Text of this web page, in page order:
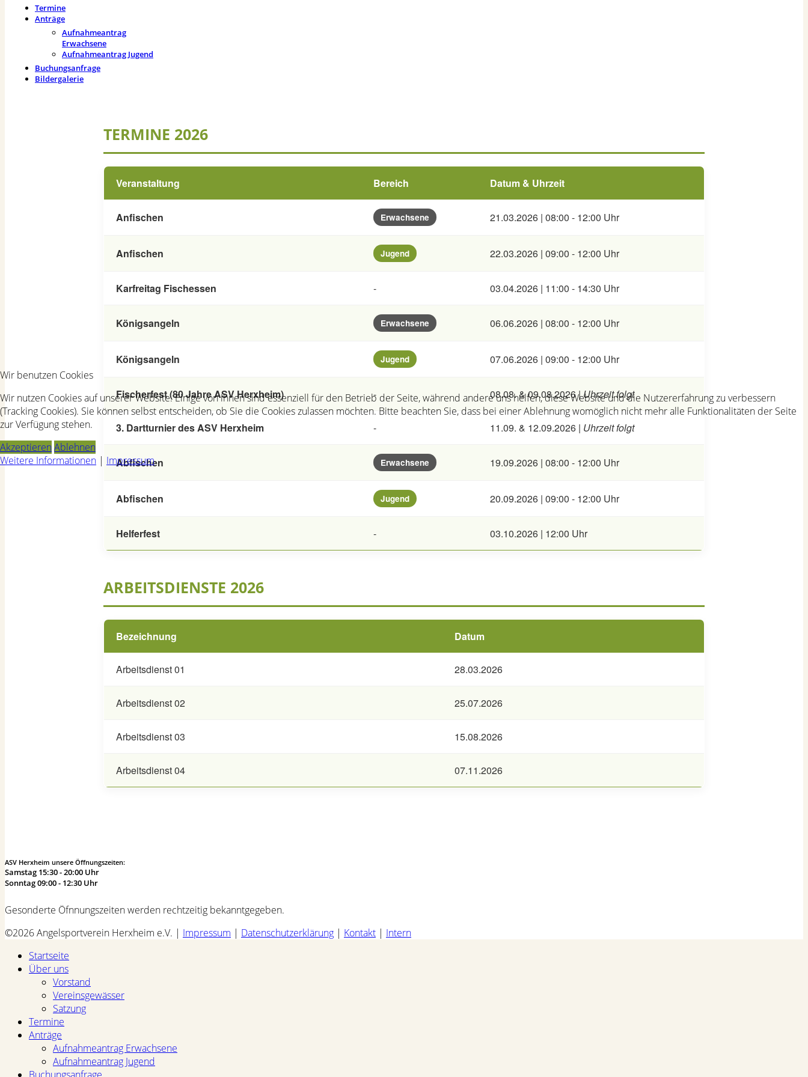
Termine
Anträge
Aufnahmeantrag
Erwachsene
Aufnahmeantrag Jugend
Buchungsanfrage
Bildergalerie
TERMINE 2026
Veranstaltung Bereich Datum & Uhrzeit
Anfischen Erwachsene 21.03.2026 | 08:00 - 12:00 Uhr
Anfischen Jugend 22.03.2026 | 09:00 - 12:00 Uhr
Karfreitag Fischessen - 03.04.2026 | 11:00 - 14:30 Uhr
Königsangeln Erwachsene 06.06.2026 | 08:00 - 12:00 Uhr
Königsangeln Jugend 07.06.2026 | 09:00 - 12:00 Uhr
Fischerfest (80 Jahre ASV Herxheim) - 08.08. & 09.08.2026 |Uhrzeit folgt
3. Dartturnier des ASV Herxheim - 11.09. & 12.09.2026 | Uhrzeit folgt
Abfischen Erwachsene 19.09.2026 | 08:00 - 12:00 Uhr
Abfischen Jugend 20.09.2026 | 09:00 - 12:00 Uhr
Helferfest - 03.10.2026 | 12:00 Uhr
ARBEITSDIENSTE 2026
Bezeichnung Datum
Arbeitsdienst 01 28.03.2026
Arbeitsdienst 02 25.07.2026
Arbeitsdienst 03 15.08.2026
Arbeitsdienst 04 07.11.2026
ASV Herxheim unsere Öffnungszeiten:
Samstag 15:30 - 20:00 Uhr
Sonntag 09:00 - 12:30 Uhr
Gesonderte Öfnnungszeiten werden rechtzeitig bekanntgegeben.
©2026 Angelsportverein Herxheim e.V. | Impressum | Datenschutzerklärung | Kontakt | Intern
Startseite
Über uns
Vorstand
Vereinsgewässer
Satzung
Termine
Anträge
Aufnahmeantrag Erwachsene
Aufnahmeantrag Jugend
Wir benutzen Cookies
Wir nutzen Cookies auf unserer Website. Einige von ihnen sind essenziell für den Betrieb der Seite, während andere uns helfen, diese Website und die Nutzererfahrung zu verbessern
(Tracking Cookies). Sie können selbst entscheiden, ob Sie die Cookies zulassen möchten. Bitte beachten Sie, dass bei einer Ablehnung womöglich nicht mehr alle Funktionalitäten der Seite
zur Verfügung stehen.
Akzeptieren Ablehnen
Weitere Informationen | Impressum